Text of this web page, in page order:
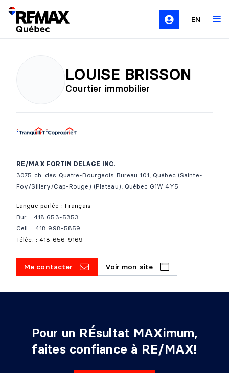
EN
LOUISE BRISSON
Courtier immobilier
RE/MAX FORTIN DELAGE INC.
3075 ch. des Quatre-Bourgeois Bureau 101, Québec (Sainte-
Foy/Sillery/Cap-Rouge) (Plateau), Québec G1W 4Y5
Langue parlée : Français
Bur. : 418 653-5353
Cell. : 418 998-5859
Téléc. : 418 656-9169
Me contacter Voir mon site
Pour un RÉsultat MAXimum,
faites confiance à RE/MAX!